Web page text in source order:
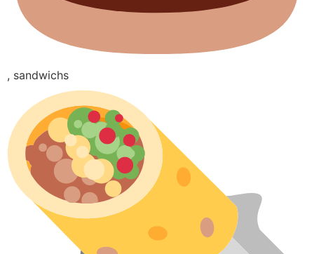
, sandwichs